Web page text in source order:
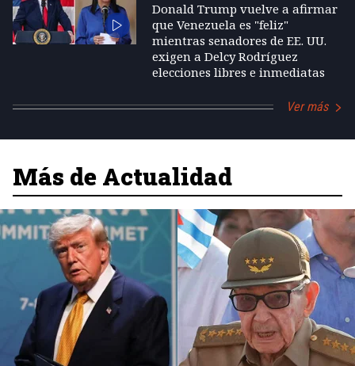
Donald Trump vuelve a afirmar
que Venezuela es "feliz"
mientras senadores de EE. UU.
exigen a Delcy Rodríguez
elecciones libres e inmediatas
Ver más
Más de Actualidad